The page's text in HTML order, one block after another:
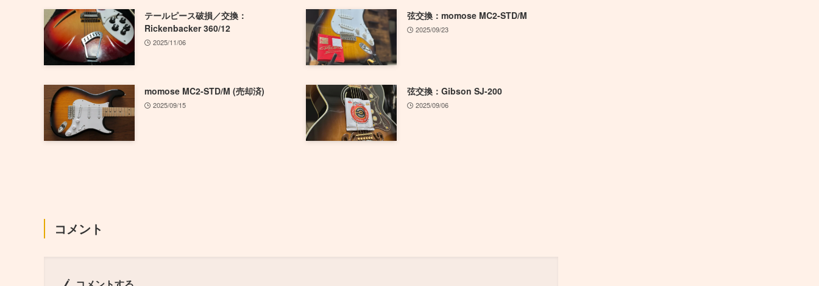
テールピース破損／交換：
Rickenbacker 360/12
2025/11/06
弦交換：momose MC2-STD/M
2025/09/23
momose MC2-STD/M (売却済)
2025/09/15
弦交換：Gibson SJ-200
2025/09/06
コメント